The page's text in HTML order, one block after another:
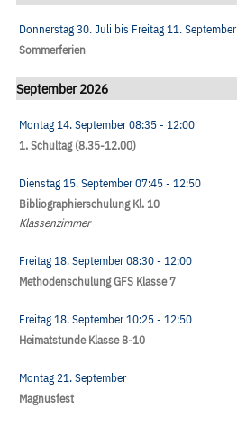
Donnerstag 30. Juli bis Freitag 11. September
Sommerferien
September 2026
Montag 14. September08:35- 12:00
1. Schultag (8.35-12.00)
Dienstag 15. September07:45- 12:50
Bibliographierschulung Kl. 10
Klassenzimmer
Freitag 18. September08:30- 12:00
Methodenschulung GFS Klasse 7
Freitag 18. September10:25- 12:50
Heimatstunde Klasse 8-10
Montag 21. September
Magnusfest